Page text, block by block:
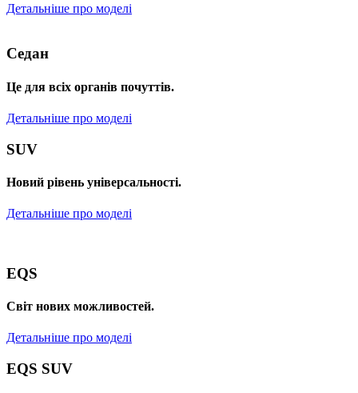
Детальніше про моделі
Седан
Це для всіх органів почуттів.
Детальніше про моделі
SUV
Новий рівень універсальності.
Детальніше про моделі
EQS
Cвіт нових можливостей.
Детальніше про моделі
EQS SUV